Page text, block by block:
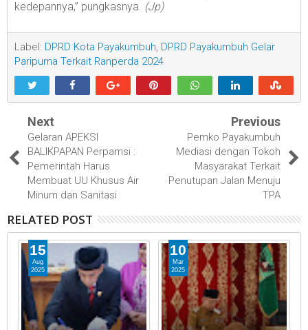
kedepannya,” pungkasnya. (Jp)
Label: DPRD Kota Payakumbuh DPRD Payakumbuh Gelar
Paripurna Terkait Ranperda 2024
Next
Gelaran APEKSI
BALIKPAPAN Perpamsi :
Pemerintah Harus
Membuat UU Khusus Air
Minum dan Sanitasi
Previous
Pemko Payakumbuh
Mediasi dengan Tokoh
Masyarakat Terkait
Penutupan Jalan Menuju
TPA
RELATED POST
15
Aug
2025
10
Mar
2025